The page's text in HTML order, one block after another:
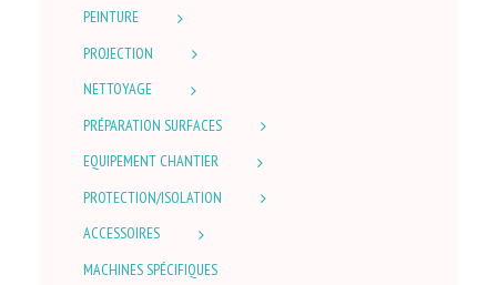
PEINTURE
PROJECTION
NETTOYAGE
PRÉPARATION SURFACES
EQUIPEMENT CHANTIER
PROTECTION/ISOLATION
ACCESSOIRES
MACHINES SPÉCIFIQUES